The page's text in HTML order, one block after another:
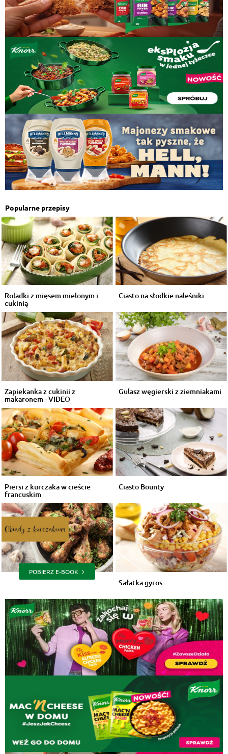
Popularne przepisy
Roladki z mięsem mielonym i
cukinią
Ciasto na słodkie naleśniki
Zapiekanka z cukinii z
makaronem - VIDEO
Gulasz węgierski z ziemniakami
Piersi z kurczaka w cieście
francuskim
Ciasto Bounty
POBIERZ E-BOOK
Sałatka gyros